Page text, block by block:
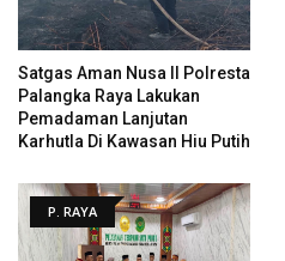
Satgas Aman Nusa II Polresta
Palangka Raya Lakukan
Pemadaman Lanjutan
Karhutla Di Kawasan Hiu Putih
P. RAYA